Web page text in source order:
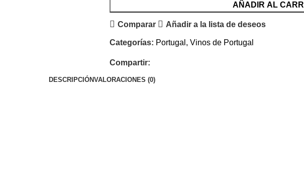
AÑADIR AL
Comparar Añadir a la lista de deseos
Categorías: Portugal , Vinos de Portugal
Compartir:
DESCRIPCIÓNVALORACIONES (0)